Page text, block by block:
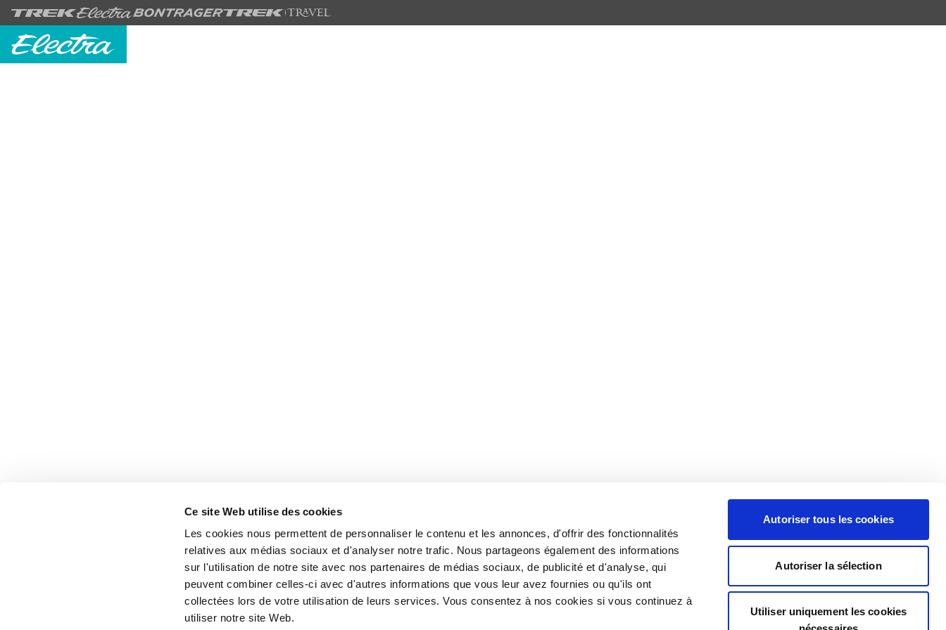
Ce site Web utilise des cookies
Les cookies nous permettent de personnaliser le contenu et les annonces, d'offrir des fonctionnalités
relatives aux médias sociaux et d'analyser notre trafic. Nous partageons également des informations
sur l'utilisation de notre site avec nos partenaires de médias sociaux, de publicité et d'analyse, qui
peuvent combiner celles-ci avec d'autres informations que vous leur avez fournies ou qu'ils ont
collectées lors de votre utilisation de leurs services. Vous consentez à nos cookies si vous continuez à
utiliser notre site Web.
Autoriser tous les cookies
Autoriser la sélection
Utiliser uniquement les cookies